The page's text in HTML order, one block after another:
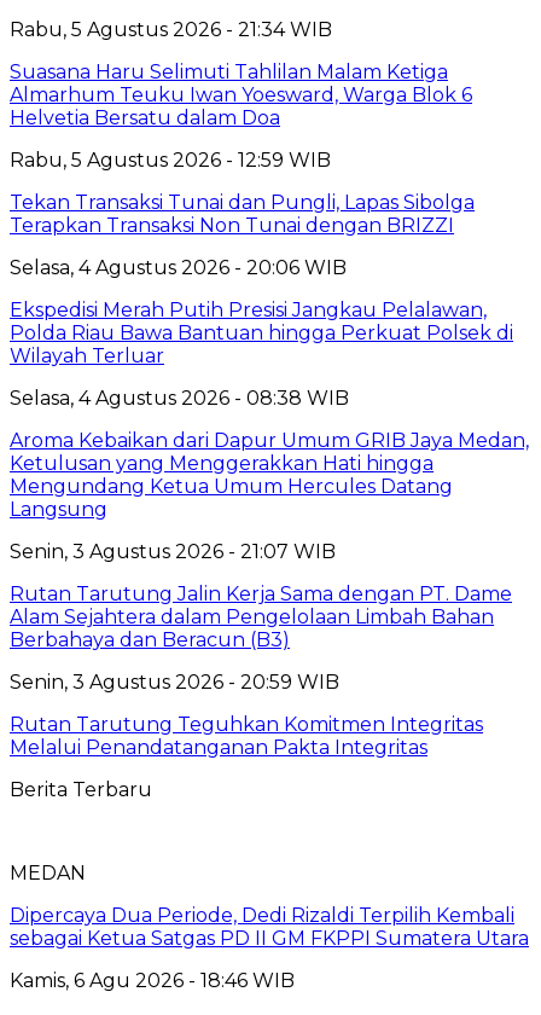
Rabu, 5 Agustus 2026 - 21:34 WIB
Suasana Haru Selimuti Tahlilan Malam Ketiga
Almarhum Teuku Iwan Yoesward, Warga Blok 6
Helvetia Bersatu dalam Doa
Rabu, 5 Agustus 2026 - 12:59 WIB
Tekan Transaksi Tunai dan Pungli, Lapas Sibolga
Terapkan Transaksi Non Tunai dengan BRIZZI
Selasa, 4 Agustus 2026 - 20:06 WIB
Ekspedisi Merah Putih Presisi Jangkau Pelalawan,
Polda Riau Bawa Bantuan hingga Perkuat Polsek di
Wilayah Terluar
Selasa, 4 Agustus 2026 - 08:38 WIB
Aroma Kebaikan dari Dapur Umum GRIB Jaya Medan,
Ketulusan yang Menggerakkan Hati hingga
Mengundang Ketua Umum Hercules Datang
Langsung
Senin, 3 Agustus 2026 - 21:07 WIB
Rutan Tarutung Jalin Kerja Sama dengan PT. Dame
Alam Sejahtera dalam Pengelolaan Limbah Bahan
Berbahaya dan Beracun (B3)
Senin, 3 Agustus 2026 - 20:59 WIB
Rutan Tarutung Teguhkan Komitmen Integritas
Melalui Penandatanganan Pakta Integritas
Berita Terbaru
MEDAN
Dipercaya Dua Periode, Dedi Rizaldi Terpilih Kembali
sebagai Ketua Satgas PD II GM FKPPI Sumatera Utara
Kamis, 6 Agu 2026 - 18:46 WIB